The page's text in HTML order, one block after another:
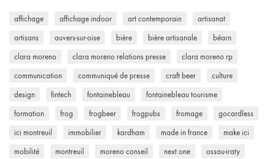
affichage affichage indoor art contemporain artisanat
artisans auvers-sur-oise bière bière artisanale béarn
clara moreno clara moreno relations presse clara moreno rp
communication communiqué de presse craft beer culture
design fintech fontainebleau fontainebleau tourisme
formation frog frogbeer frogpubs fromage gocardless
ici montreuil immobilier kardham made in france make ici
mobilité montreuil moreno conseil next one ossau-iraty